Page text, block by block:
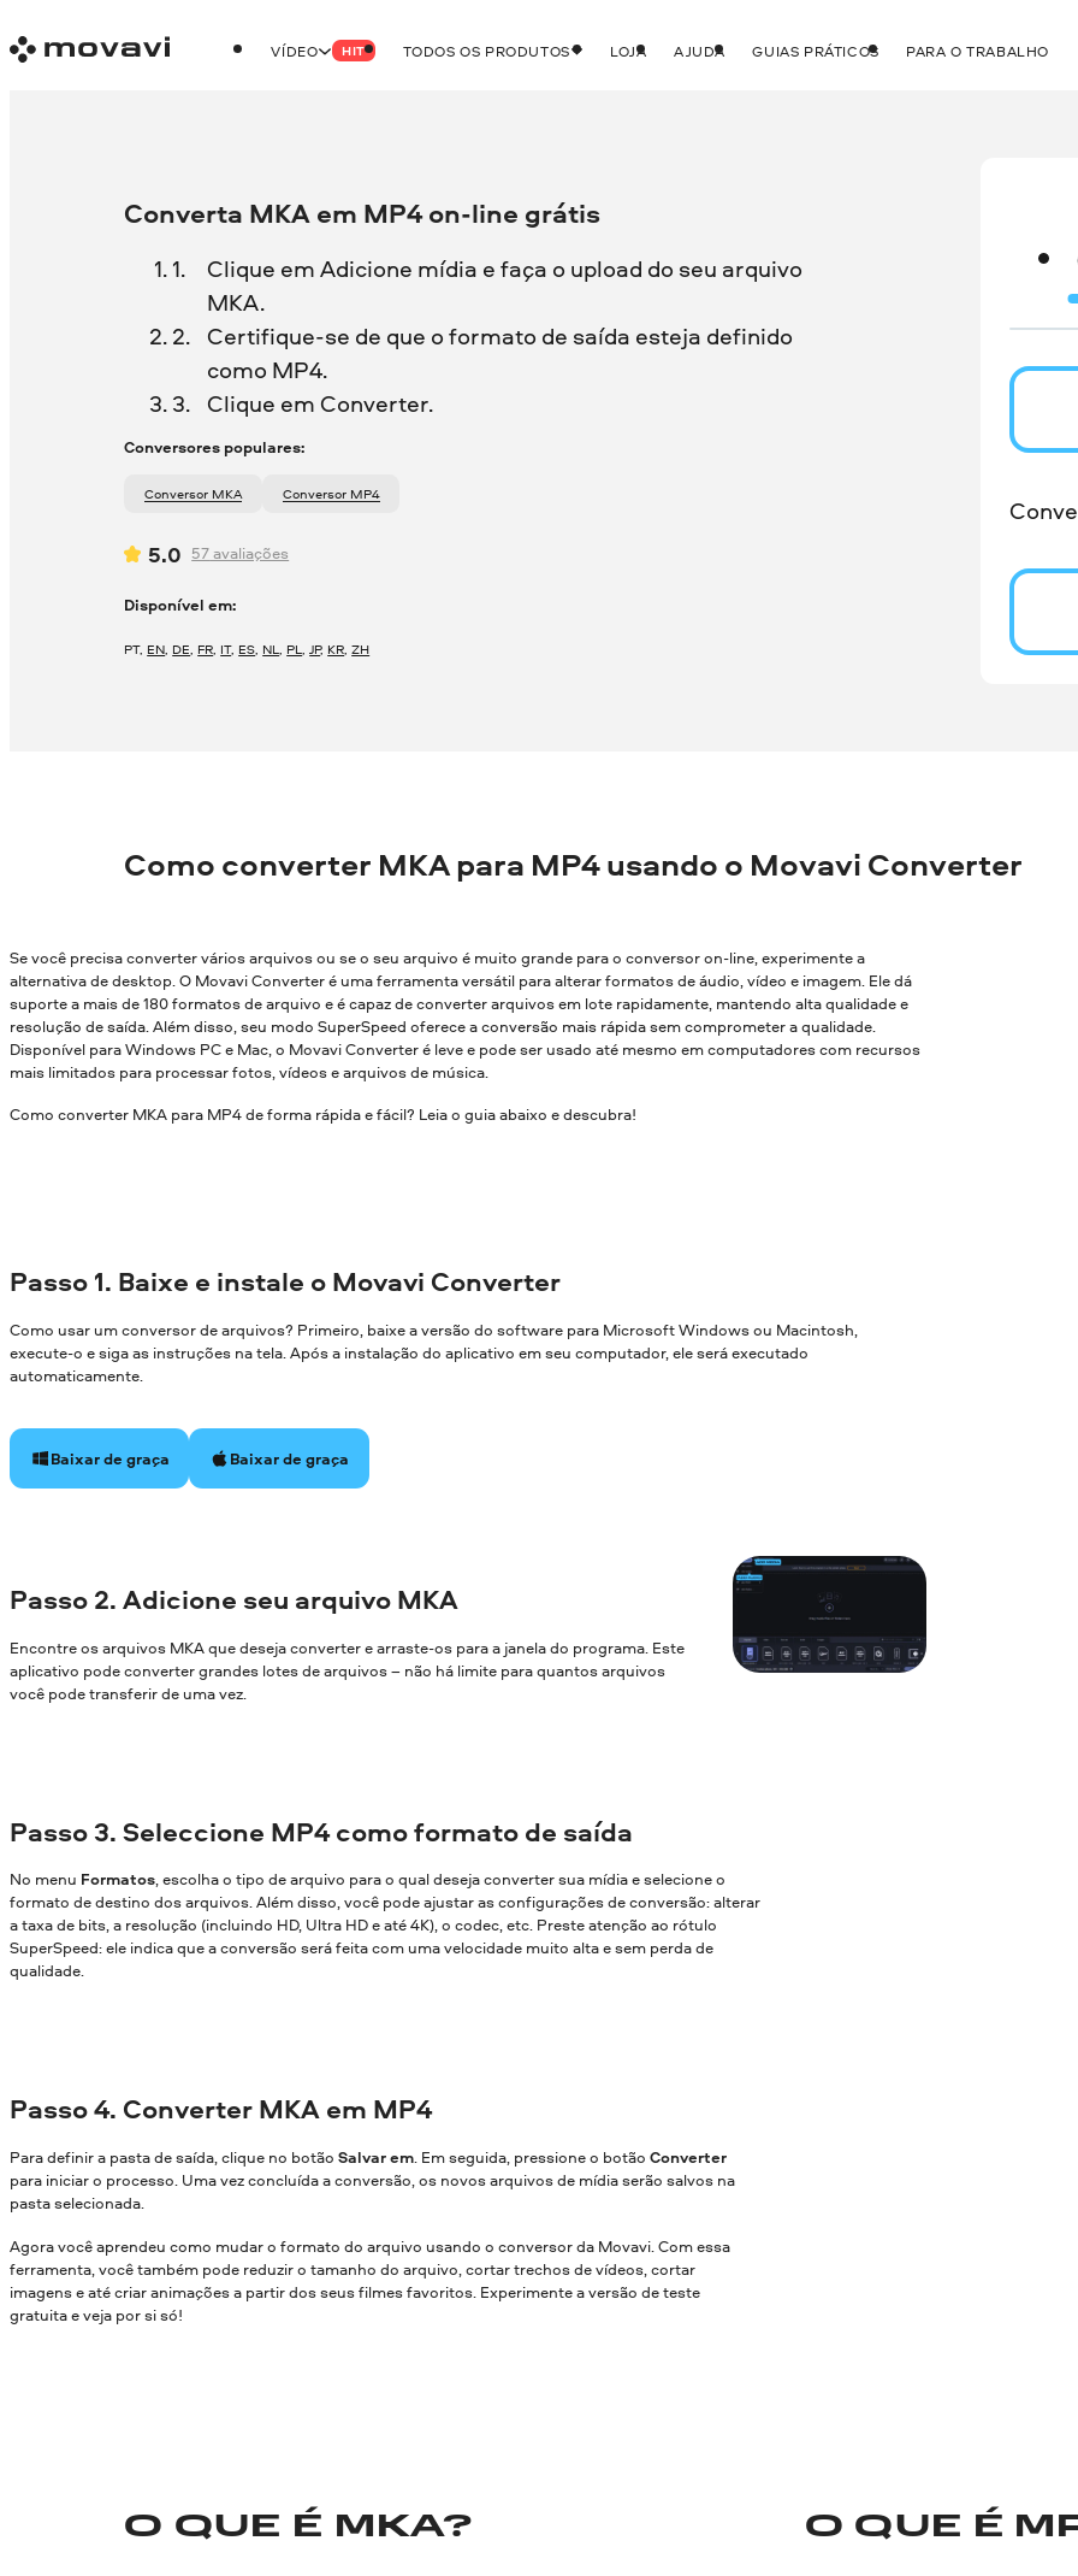
VÍDEO HIT TODOS OS PRODUTOS LOJA AJUDA GUIAS PRÁTICOS PARA O TRABALHO
Converta MKA em MP4 on-line grátis
Clique em Adicione mídia e faça o upload do seu arquivo
MKA.
Certifique-se de que o formato de saída esteja definido
como MP4.
Clique em Converter.
Conversores populares:
Conversor MKA Conversor MP4
5.0 57 avaliações
Disponível em:
PT, EN, DE, FR, IT, ES, NL, PL,JP, KR,ZH
Como converter MKA para MP4 usando o Movavi Converter
Se você precisa converter vários arquivos ou se o seu arquivo é muito grande para o conversor on-line, experimente a
alternativa de desktop. O Movavi Converter é uma ferramenta versátil para alterar formatos de áudio, vídeo e imagem. Ele dá
suporte a mais de 180 formatos de arquivo e é capaz de converter arquivos em lote rapidamente, mantendo alta qualidade e
resolução de saída. Além disso, seu modo SuperSpeed oferece a conversão mais rápida sem comprometer a qualidade.
Disponível para Windows PC e Mac, o Movavi Converter é leve e pode ser usado até mesmo em computadores com recursos
mais limitados para processar fotos, vídeos e arquivos de música.
Como converter MKA para MP4 de forma rápida e fácil? Leia o guia abaixo e descubra!
Passo 1. Baixe e instale o Movavi Converter
Como usar um conversor de arquivos? Primeiro, baixe a versão do software para Microsoft Windows ou Macintosh,
execute-o e siga as instruções na tela. Após a instalação do aplicativo em seu computador, ele será executado
automaticamente.
Baixar de graça Baixar de graça
Passo 2. Adicione seu arquivo MKA
Encontre os arquivos MKA que deseja converter e arraste-os para a janela do programa. Este
aplicativo pode converter grandes lotes de arquivos – não há limite para quantos arquivos
você pode transferir de uma vez.
Passo 3. Seleccione MP4 como formato de saída
No menu Formatos, escolha o tipo de arquivo para o qual deseja converter sua mídia e selecione o
formato de destino dos arquivos. Além disso, você pode ajustar as configurações de conversão: alterar
a taxa de bits, a resolução (incluindo HD, Ultra HD e até 4K), o codec, etc. Preste atenção ao rótulo
SuperSpeed: ele indica que a conversão será feita com uma velocidade muito alta e sem perda de
qualidade.
Passo 4. Converter MKA em MP4
Para definir a pasta de saída, clique no botão Salvar em. Em seguida, pressione o botão Converter
para iniciar o processo. Uma vez concluída a conversão, os novos arquivos de mídia serão salvos na
pasta selecionada.
Agora você aprendeu como mudar o formato do arquivo usando o conversor da Movavi. Com essa
ferramenta, você também pode reduzir o tamanho do arquivo, cortar trechos de vídeos, cortar
imagens e até criar animações a partir dos seus filmes favoritos. Experimente a versão de teste
gratuita e veja por si só!
O QUE É MKA? O QUE É